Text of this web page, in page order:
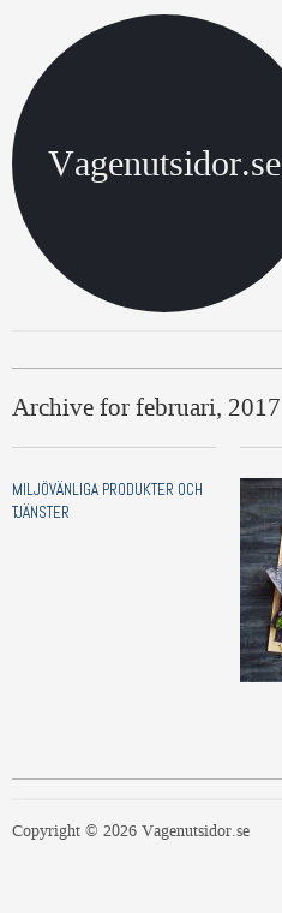
Vagenutsidor.se
Archive for februari, 2017
MILJÖVÄNLIGA PRODUKTER OCH
TJÄNSTER
Copyright © 2026 Vagenutsidor.se